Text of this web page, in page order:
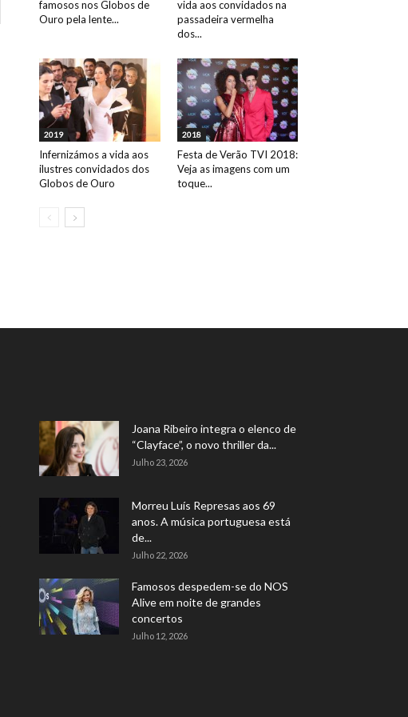
famosos nos Globos de
Ouro pela lente...
vida aos convidados na
passadeira vermelha
dos...
2019
Infernizámos a vida aos
ilustres convidados dos
Globos de Ouro
2018
Festa de Verão TVI 2018:
Veja as imagens com um
toque...
Joana Ribeiro integra o elenco de
“Clayface”, o novo thriller da...
Julho 23, 2026
Morreu Luís Represas aos 69
anos. A música portuguesa está
de...
Julho 22, 2026
Famosos despedem-se do NOS
Alive em noite de grandes
concertos
Julho 12, 2026